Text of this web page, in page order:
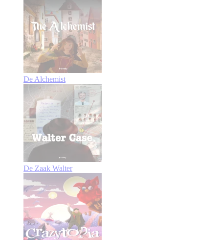
De Alchemist
De Zaak Walter